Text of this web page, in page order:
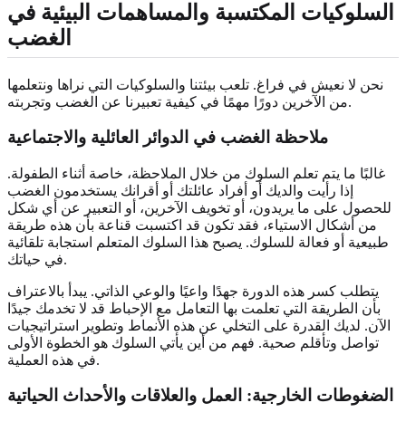
السلوكيات المكتسبة والمساهمات البيئية في
الغضب
نحن لا نعيش في فراغ. تلعب بيئتنا والسلوكيات التي نراها ونتعلمها
من الآخرين دورًا مهمًا في كيفية تعبيرنا عن الغضب وتجربته.
ملاحظة الغضب في الدوائر العائلية والاجتماعية
غالبًا ما يتم تعلم السلوك من خلال الملاحظة، خاصة أثناء الطفولة.
إذا رأيت والديك أو أفراد عائلتك أو أقرانك يستخدمون الغضب
للحصول على ما يريدون، أو تخويف الآخرين، أو التعبير عن أي شكل
من أشكال الاستياء، فقد تكون قد اكتسبت قناعة بأن هذه طريقة
طبيعية أو فعالة للسلوك. يصبح هذا السلوك المتعلم استجابة تلقائية
في حياتك.
يتطلب كسر هذه الدورة جهدًا واعيًا والوعي الذاتي. يبدأ بالاعتراف
بأن الطريقة التي تعلمت بها التعامل مع الإحباط قد لا تخدمك جيدًا
الآن. لديك القدرة على التخلي عن هذه الأنماط وتطوير استراتيجيات
تواصل وتأقلم صحية. فهم من أين يأتي السلوك هو الخطوة الأولى
في هذه العملية.
الضغوطات الخارجية: العمل والعلاقات والأحداث الحياتية